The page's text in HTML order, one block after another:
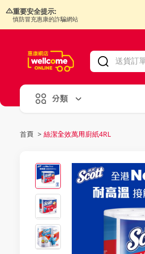
重要安全提示:
慎防冒充惠康的詐騙網站
分類
首頁 > 絲潔全效萬用廚紙4RL